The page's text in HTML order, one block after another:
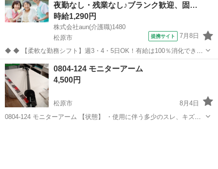
夜勤なし・残業なし♪ブランク歓迎、固…
時給1,290円
株式会社aun(介護職)1480
松原市
提携サイト 7月8日
◆ ◆ 【柔軟な勤務シフト】週3・4・5日OK！有給は100％消化できま
す！ お休みは事前申請すれば柔軟に対応します。 自分らしい勤務スタ
イル・長期的に働きたい方必見！ スキルを身につけながら、介護経験
を積むことができま...
大阪 松原市 介護
0804-124 モニターアーム
4,500円
松原市
8月4日
0804-124 モニターアーム 【状態】 ・使用に伴う多少のスレ、キズ、